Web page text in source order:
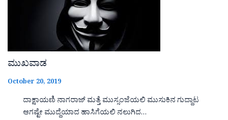
ಮುಖವಾಡ
October 20, 2019
ದಾಕ್ಷಾಯಣಿ ನಾಗರಾಜ್ ಮತ್ತೆ ಮುಸ್ಸಂಜೆಯಲಿ ಮುಸುಕಿನ ಗುದ್ದಾಟ
ಆಗಷ್ಟೇ ಮುದ್ದೆಯಾದ ಹಾಸಿಗೆಯಲಿ ನಲುಗಿದ…